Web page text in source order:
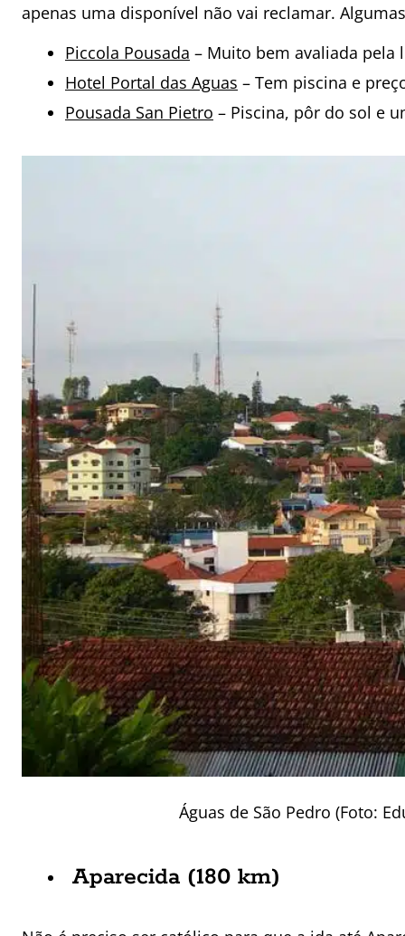
apenas uma disponível não vai reclamar.
Piccola Pousada – Muito bem avaliada pela
Hotel Portal das Aguas – Tem piscina e
Pousada San Pietro – Piscina, pôr do sol e
Águas de São Pedro (Foto:
Aparecida (180 km)